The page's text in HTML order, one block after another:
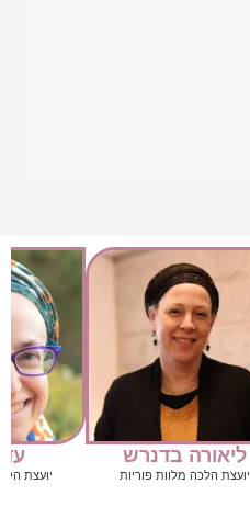
ליאורה בדנרש
יועצת הלכה מלוות פוריות יועצת